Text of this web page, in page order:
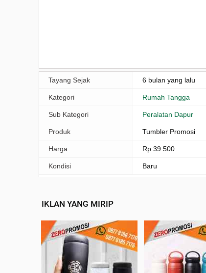
Tayang Sejak 6 bulan yang lalu
Kategori Rumah Tangga
Sub Kategori Peralatan Dapur
Produk Tumbler Promosi
Harga Rp 39.500
Kondisi Baru
IKLAN YANG MIRIP